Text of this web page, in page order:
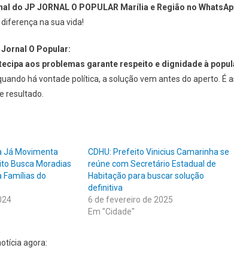
do JP JORNAL O POPULAR Marília e Região no
na sua vida!
O Popular:
aos problemas garante respeito e dignidade à
há vontade política, a solução vem antes do aperto.
resultado.
Já Movimenta
Busca Moradias
Famílias do
CDHU: Prefeito Vinicius Camarinha se
reúne com Secretário Estadual de
Habitação para buscar solução
definitiva
6 de fevereiro de 2025
Em "Cidade"
agora: